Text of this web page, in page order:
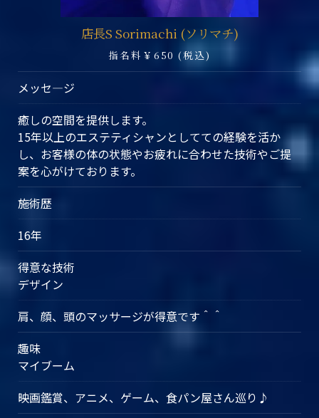
店長S Sorimachi (ソリマチ)
指名料￥650 (税込)
メッセ―ジ
癒しの空間を提供します。
15年以上のエステティシャンとしてての経験を活か
し、お客様の体の状態やお疲れに合わせた技術やご提
案を心がけております。
施術歴
16年
得意な技術
デザイン
肩、顔、頭のマッサージが得意です＾＾
趣味
マイブーム
映画鑑賞、アニメ、ゲーム、食パン屋さん巡り♪